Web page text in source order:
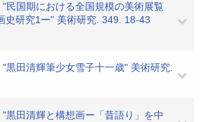
民国期における全国規模の美術展覧
史研究1ー" 美術研究. 349. 18-43
黒田清輝筆少女雪子十一歳" 美術研究.
黒田清輝と構想画ー「昔語り」を中